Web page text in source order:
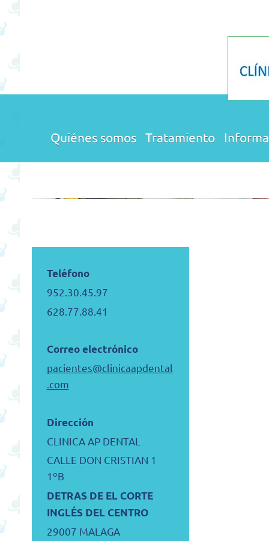
Quiénes somos Tratamiento
Teléfono
952.30.45.97
628.77.88.41
Correo electrónico
pacientes@clinicaapdental
.com
Dirección
CLINICA AP DENTAL
CALLE DON CRISTIAN 1
1ºB
DETRAS DE EL CORTE
INGLÉS DEL CENTRO
29007 MALAGA